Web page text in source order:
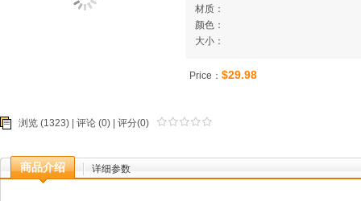
材质：
颜色：
大小：
Price： $29.98
浏览 (1323) | 评论 (0) | 评分(0)
商品介绍 详细参数